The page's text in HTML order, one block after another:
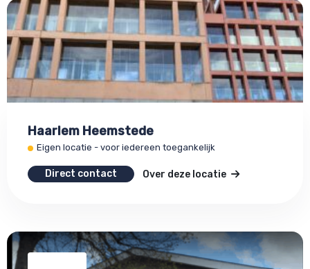
Haarlem Heemstede
Eigen locatie - voor iedereen toegankelijk
Direct contact Over deze locatie